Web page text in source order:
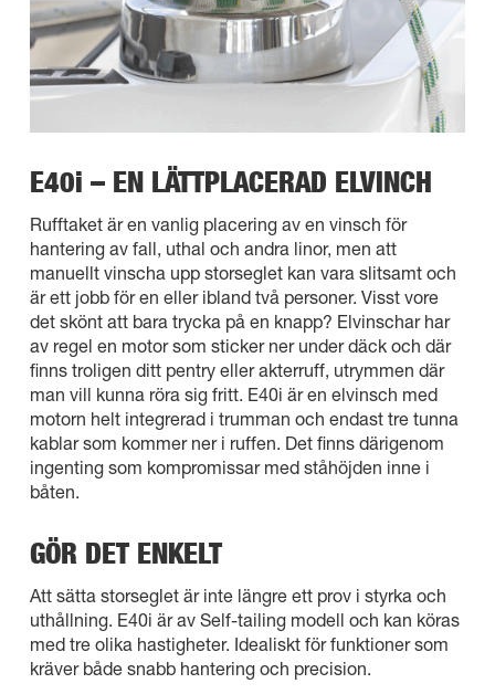
E40i – EN LÄTTPLACERAD ELVINCH
Rufftaket är en vanlig placering av en vinsch för
hantering av fall, uthal och andra linor, men att
manuellt vinscha upp storseglet kan vara slitsamt och
är ett jobb för en eller ibland två personer. Visst vore
det skönt att bara trycka på en knapp? Elvinschar har
av regel en motor som sticker ner under däck och där
finns troligen ditt pentry eller akterruff, utrymmen där
man vill kunna röra sig fritt. E40i är en elvinsch med
motorn helt integrerad i trumman och endast tre tunna
kablar som kommer ner i ruffen. Det finns därigenom
ingenting som kompromissar med ståhöjden inne i
båten.
GÖR DET ENKELT
Att sätta storseglet är inte längre ett prov i styrka och
uthållning. E40i är av Self-tailing modell och kan köras
med tre olika hastigheter. Idealiskt för funktioner som
kräver både snabb hantering och precision.